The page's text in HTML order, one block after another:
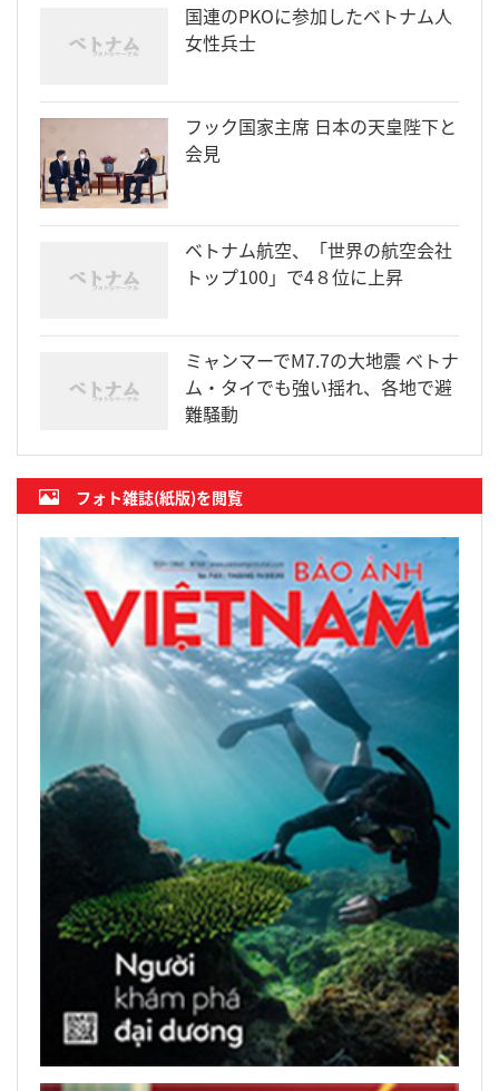
国連のPKOに参加したベトナム人
女性兵士
フック国家主席 日本の天皇陛下と
会見
ベトナム航空、「世界の航空会社
トップ100」で4８位に上昇
ミャンマーでM7.7の大地震 ベトナ
ム・タイでも強い揺れ、各地で避
難騒動
フォト雑誌(紙版)を閲覧